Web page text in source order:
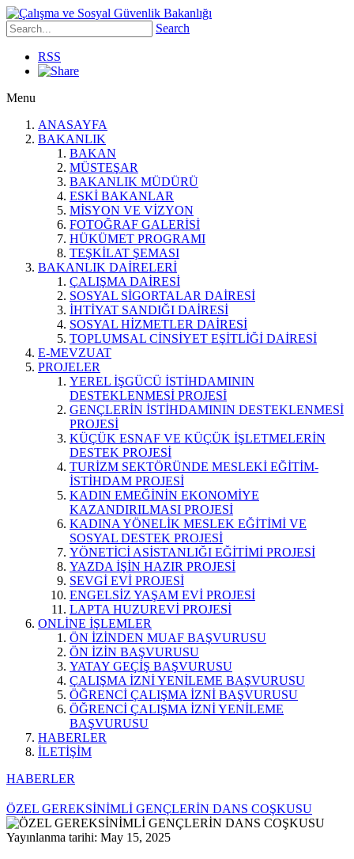
Search
RSS
Menu
ANASAYFA
BAKANLIK
BAKAN
MÜSTEŞAR
BAKANLIK MÜDÜRÜ
ESKİ BAKANLAR
MİSYON VE VİZYON
FOTOĞRAF GALERİSİ
HÜKÜMET PROGRAMI
TEŞKİLAT ŞEMASI
BAKANLIK DAİRELERİ
ÇALIŞMA DAİRESİ
SOSYAL SİGORTALAR DAİRESİ
İHTİYAT SANDIĞI DAİRESİ
SOSYAL HİZMETLER DAİRESİ
TOPLUMSAL CİNSİYET EŞİTLİĞİ DAİRESİ
E-MEVZUAT
PROJELER
YEREL İŞGÜCÜ İSTİHDAMININ
DESTEKLENMESİ PROJESİ
GENÇLERİN İSTİHDAMININ DESTEKLENMESİ
PROJESİ
KÜÇÜK ESNAF VE KÜÇÜK İŞLETMELERİN
DESTEK PROJESİ
TURİZM SEKTÖRÜNDE MESLEKİ EĞİTİM-
İSTİHDAM PROJESİ
KADIN EMEĞİNİN EKONOMİYE
KAZANDIRILMASI PROJESİ
KADINA YÖNELİK MESLEK EĞİTİMİ VE
SOSYAL DESTEK PROJESİ
YÖNETİCİ ASİSTANLIĞI EĞİTİMİ PROJESİ
YAZDA İŞİN HAZIR PROJESİ
SEVGİ EVİ PROJESİ
ENGELSİZ YAŞAM EVİ PROJESİ
LAPTA HUZUREVİ PROJESİ
ONLİNE İŞLEMLER
ÖN İZİNDEN MUAF BAŞVURUSU
ÖN İZİN BAŞVURUSU
YATAY GEÇİŞ BAŞVURUSU
ÇALIŞMA İZNİ YENİLEME BAŞVURUSU
ÖĞRENCİ ÇALIŞMA İZNİ BAŞVURUSU
ÖĞRENCİ ÇALIŞMA İZNİ YENİLEME
BAŞVURUSU
HABERLER
İLETİŞİM
HABERLER
ÖZEL GEREKSİNİMLİ GENÇLERİN DANS COŞKUSU
Yayınlanma tarihi: May 15, 2025